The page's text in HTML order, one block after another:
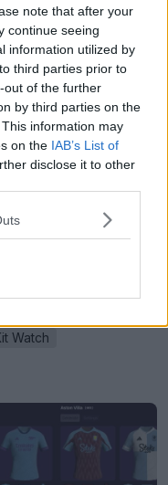
note that after your
continue seeing
information utilized by
third parties prior to
out of the further
by third parties on the
information may
on the IAB’s List of
disclose it to other
terza maglia del
Watch